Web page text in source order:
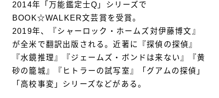
2014年「万能鑑定士Q」シリーズで
BOOK☆WALKER文芸賞を受賞。
2019年、『シャーロック・ホームズ対伊藤博文』
が全米で翻訳出版される。近著に『探偵の探偵』
『水鏡推理』『ジェームズ・ボンドは来ない』『黄
砂の籠城』『ヒトラーの試写室』「グアムの探偵」
「高校事変」シリーズなどがある。